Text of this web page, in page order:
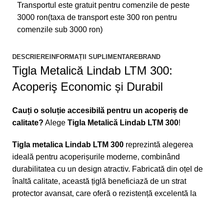
Transportul este gratuit pentru comenzile de peste
3000 ron(taxa de transport este 300 ron pentru
comenzile sub 3000 ron)
DESCRIEREINFORMAȚII SUPLIMENTAREBRAND
Tigla Metalică Lindab LTM 300:
Acoperiş Economic și Durabil
Cauți o soluție accesibilă pentru un acoperiș de
calitate? Alege Tigla Metalică Lindab LTM 300!
Tigla metalica Lindab LTM 300 reprezintă alegerea
ideală pentru acoperișurile moderne, combinând
durabilitatea cu un design atractiv. Fabricată din oțel de
înaltă calitate, această țiglă beneficiază de un strat
protector avansat, care oferă o rezistență excelentă la